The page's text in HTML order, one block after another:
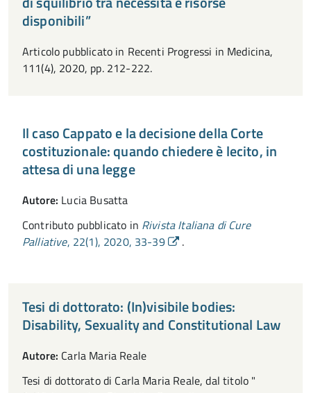
disponibili”
Articolo pubblicato in Recenti Progressi in Medicina,
111(4), 2020, pp. 212-222.
Il caso Cappato e la decisione della Corte
costituzionale: quando chiedere è lecito, in
attesa di una legge
Autore: Lucia Busatta
Contributo pubblicato in Rivista Italiana di Cure
Palliative, 22(1), 2020, 33-39 .
Tesi di dottorato: (In)visibile bodies:
Disability, Sexuality and Constitutional Law
Autore: Carla Maria Reale
Tesi di dottorato di Carla Maria Reale, dal titolo "